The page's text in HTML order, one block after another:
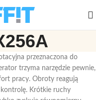
przeznaczona do
trzyma narzędzie pewnie,
pracy. Obroty reagują
kontrolę. Krótkie ruchy